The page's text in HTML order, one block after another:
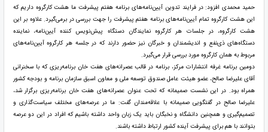
حمید محمدی افزود: در فرایند تدوین آیین‌نامه‌های برنامه هفتم پیشرفت ما هشت کارگروه داریم که
این هشت کارگروه تمام آیین‌نامه‌های برنامه هفتم پیشرفت را جهت بررسی در برمی‌گیرد. علاوه بر این
هشت کارگروه، در جلسات هر کارگروه نمایندگان دستگاه پیش‌نویس کننده آیین‌نامه، نماینده
دستگاه‌های ذی‌نفع و اندیشمندان و خبرگان نیز حضور دارند که در جلسه هر کارگروه آیین‌نامه‌های
مربوط به همان کارگروه مورد بررسی قرار می‌گیرد.
دومین برنامه غرفه انتشارات مرکز، برنامه در قالب عصرانه‌های هفت خان برنامه‌ریزی که با سخنرانی
آقای علیرضا صالح، عضو هیئت عامل صندوق توسعه ملی و معاون اسبق سازمان برنامه و بودجه کشور
همراه بود. در این نشست صمیمانه که تحت عنوان عصرانه‌های هفت خان برنامه‌ریزی برگزار شد،
علیرضا صالح در گفتگویی صمیمانه با علاقه‌مندان گفت: ما در عرصه‌های مختلف سیاست‌گذاری و
تصمیم‌گیری و همچنین دانشگاه و نخبگان باید یک زبان واحد داشته باشیم که افراد در این دو عرصه
بتوانند با هم برای پیشرفت آینده کشور ارتباط داشته باشند.